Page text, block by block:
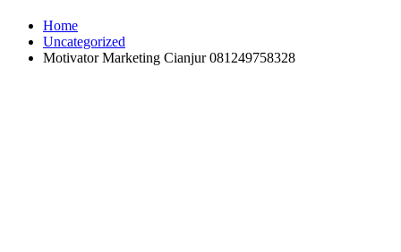
Home
Uncategorized
Motivator Marketing Cianjur 081249758328